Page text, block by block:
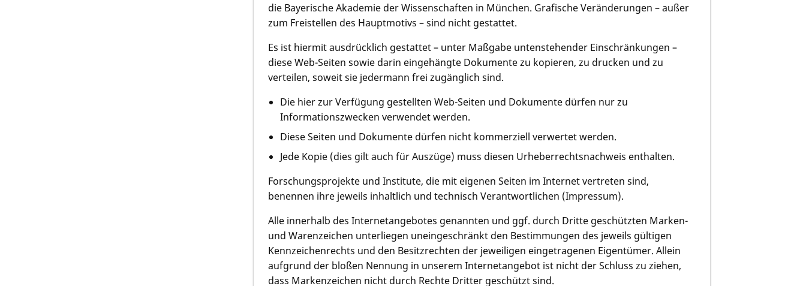
die Bayerische Akademie der Wissenschaften in München. Grafische Veränderungen – außer
zum Freistellen des Hauptmotivs – sind nicht gestattet.
Es ist hiermit ausdrücklich gestattet – unter Maßgabe untenstehender Einschränkungen –
diese Web-Seiten sowie darin eingehängte Dokumente zu kopieren, zu drucken und zu
verteilen, soweit sie jedermann frei zugänglich sind.
Die hier zur Verfügung gestellten Web-Seiten und Dokumente dürfen nur zu
Informationszwecken verwendet werden.
Diese Seiten und Dokumente dürfen nicht kommerziell verwertet werden.
Jede Kopie (dies gilt auch für Auszüge) muss diesen Urheberrechtsnachweis enthalten.
Forschungsprojekte und Institute, die mit eigenen Seiten im Internet vertreten sind,
benennen ihre jeweils inhaltlich und technisch Verantwortlichen (Impressum).
Alle innerhalb des Internetangebotes genannten und ggf. durch Dritte geschützten Marken-
und Warenzeichen unterliegen uneingeschränkt den Bestimmungen des jeweils gültigen
Kennzeichenrechts und den Besitzrechten der jeweiligen eingetragenen Eigentümer. Allein
aufgrund der bloßen Nennung in unserem Internetangebot ist nicht der Schluss zu ziehen,
dass Markenzeichen nicht durch Rechte Dritter geschützt sind.